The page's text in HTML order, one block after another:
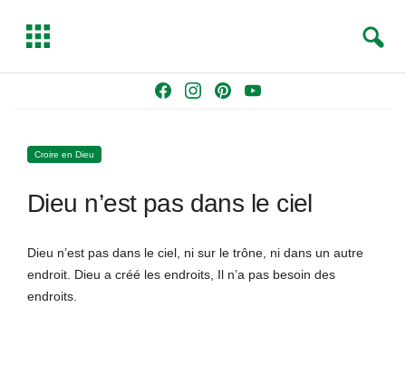
o
g
r
Y
b
T
g
e
a
Croire en Dieu
Dieu n’est pas dans le ciel
Dieu n’est pas dans le ciel, ni sur le trône, ni dans un autre
endroit. Dieu a créé les endroits, Il n’a pas besoin des
endroits.